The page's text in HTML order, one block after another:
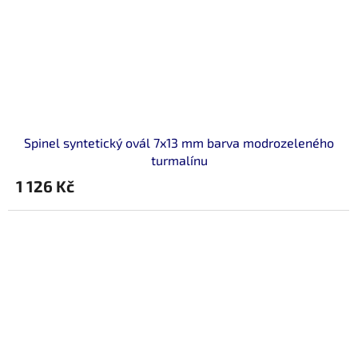
Spinel syntetický ovál 7x13 mm barva modrozeleného
turmalínu
1 126 Kč